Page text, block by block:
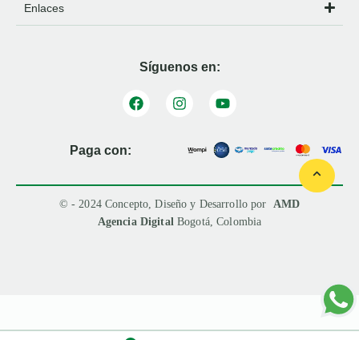
Enlaces
Síguenos en:
Paga con:
© - 2024 Concepto, Diseño y Desarrollo por AMD
Agencia Digital Bogotá, Colombia